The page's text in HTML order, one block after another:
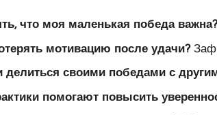
что моя маленькая победа важна?
мотивацию после удачи?
делиться своими победами с
помогают повысить